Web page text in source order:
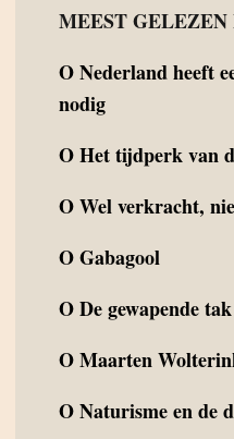
MEEST
ONederland heeft
nodig
OHet tijdperk van
OWel verkracht,
OGabagool
ODe gewapende
OMaarten
ONaturisme en de